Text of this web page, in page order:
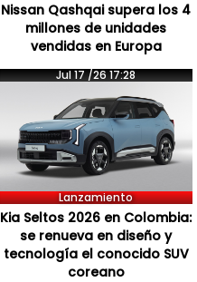
Nissan Qashqai supera los 4
millones de unidades
vendidas en Europa
Jul 17 /26 17:28
Lanzamiento
Kia Seltos 2026 en Colombia:
se renueva en diseño y
tecnología el conocido SUV
coreano